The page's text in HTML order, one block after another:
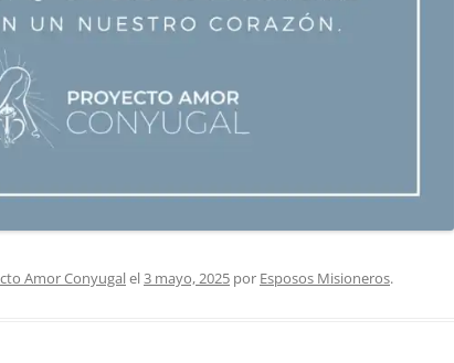
Amor Conyugalel3 mayo, 2025 por Esposos Misioneros.